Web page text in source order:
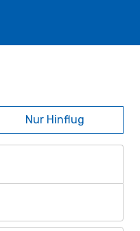
Nur Hinflug